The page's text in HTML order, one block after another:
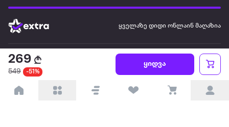
269
549 -51%
ყიდვა
ყველაზე დიდი ონლაინ მაღაზია
ჩვენ შესახებ